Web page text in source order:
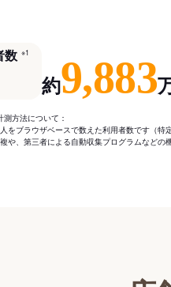
数 ※1
約9,883
方法について：
をブラウザベースで数えた利用者数です（
や、第三者による自動収集プログラムなどの